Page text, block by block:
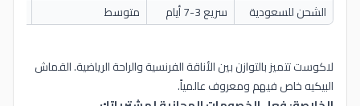
الشحن للسعودية
سريع 3-7 أيام متوسط
لاكوست تتميز بالتوازن بين الأناقة الفرنسية والراحة الرياضية. القماش
البيكيه خاص فيهم ومعروف عالمياً.